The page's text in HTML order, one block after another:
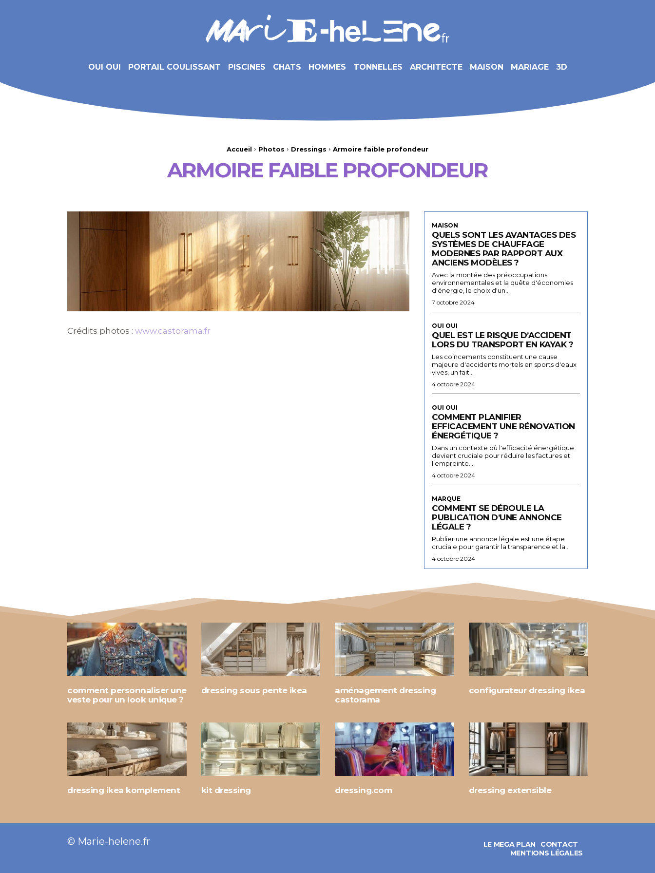
OUI OUI PORTAIL COULISSANT PISCINES CHATS HOMMES TONNELLES ARCHITECTE MAISON MARIAGE 3D
Accueil Photos Dressings Armoire faible profondeur
ARMOIRE FAIBLE PROFONDEUR
Crédits photos : www.castorama.fr
MAISON
QUELS SONT LES AVANTAGES DES
SYSTÈMES DE CHAUFFAGE
MODERNES PAR RAPPORT AUX
ANCIENS MODÈLES ?
Avec la montée des préoccupations
environnementales et la quête d'économies
d'énergie, le choix d'un...
7 octobre 2024
OUI OUI
QUEL EST LE RISQUE D’ACCIDENT
LORS DU TRANSPORT EN KAYAK ?
Les coincements constituent une cause
majeure d'accidents mortels en sports d'eaux
vives, un fait...
4 octobre 2024
OUI OUI
COMMENT PLANIFIER
EFFICACEMENT UNE RÉNOVATION
ÉNERGÉTIQUE ?
Dans un contexte où l'efficacité énergétique
devient cruciale pour réduire les factures et
l'empreinte...
4 octobre 2024
MARQUE
COMMENT SE DÉROULE LA
PUBLICATION D’UNE ANNONCE
LÉGALE ?
Publier une annonce légale est une étape
cruciale pour garantir la transparence et la...
4 octobre 2024
comment personnaliser une
veste pour un look unique ?
dressing sous pente ikea
aménagement dressing
castorama
configurateur dressing ikea
dressing ikea komplement kit dressing dressing.com dressing extensible
© Marie-helene.fr LE MEGA PLAN
CONTACT
MENTIONS LÉGALES